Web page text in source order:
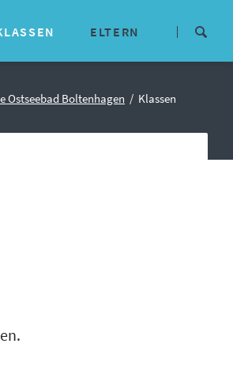
überspringen
ELTERN
Ostseebad Boltenhagen Klassen